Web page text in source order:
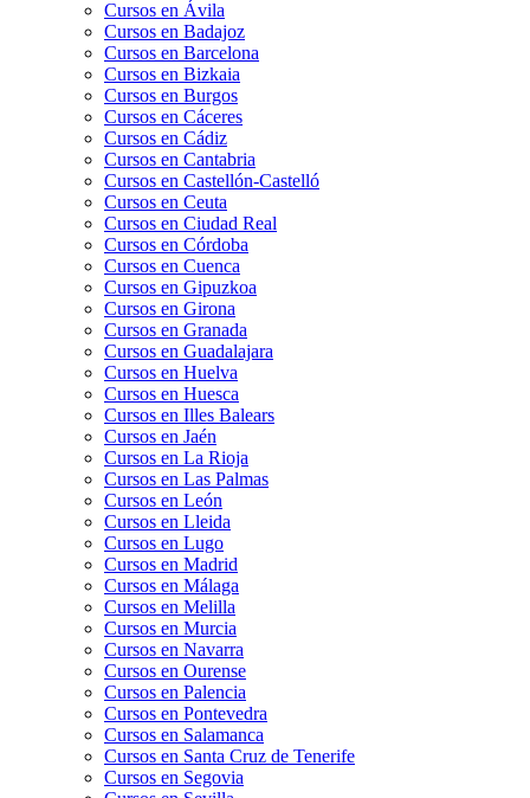
Cursos en Ávila
Cursos en Badajoz
Cursos en Barcelona
Cursos en Bizkaia
Cursos en Burgos
Cursos en Cáceres
Cursos en Cádiz
Cursos en Cantabria
Cursos en Castellón-Castelló
Cursos en Ceuta
Cursos en Ciudad Real
Cursos en Córdoba
Cursos en Cuenca
Cursos en Gipuzkoa
Cursos en Girona
Cursos en Granada
Cursos en Guadalajara
Cursos en Huelva
Cursos en Huesca
Cursos en Illes Balears
Cursos en Jaén
Cursos en La Rioja
Cursos en Las Palmas
Cursos en León
Cursos en Lleida
Cursos en Lugo
Cursos en Madrid
Cursos en Málaga
Cursos en Melilla
Cursos en Murcia
Cursos en Navarra
Cursos en Ourense
Cursos en Palencia
Cursos en Pontevedra
Cursos en Salamanca
Cursos en Santa Cruz de Tenerife
Cursos en Segovia